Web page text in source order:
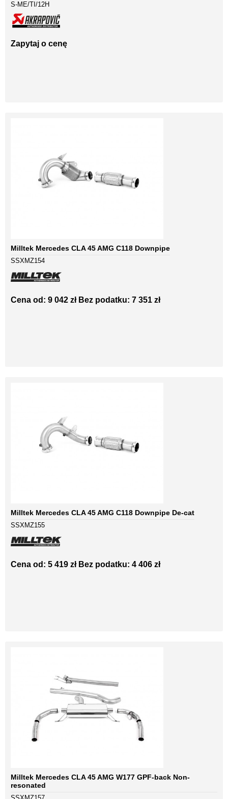
S-ME/TI/12H
Zapytaj o cenę
Milltek Mercedes CLA 45 AMG C118 Downpipe
SSXMZ154
Cena od: 9 042 zł Bez podatku: 7 351 zł
Milltek Mercedes CLA 45 AMG C118 Downpipe De-cat
SSXMZ155
Cena od: 5 419 zł Bez podatku: 4 406 zł
Milltek Mercedes CLA 45 AMG W177 GPF-back Non-
resonated